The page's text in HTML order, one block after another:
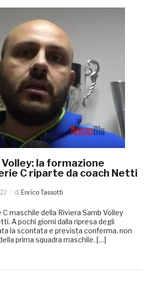
la formazione
C riparte da coach Netti
di Enrico Tassotti
maschile della Riviera Samb Volley
A pochi giorni dalla ripresa degli
la scontata e prevista conferma, non
prima squadra maschile. […]